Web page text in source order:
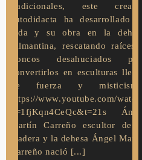
tradicionales, este creador
autodidacta ha desarrollado su
vida y su obra en la dehesa
salmantina, rescatando raíces y
troncos desahuciados para
convertirlos en esculturas llenas
de fuerza y misticismo.
https://www.youtube.com/watch?
v=1fjKqn4CeQc&t=21s Ángel
Martín Carreño escultor de la
madera y la dehesa Ángel Martín
Carreño nació [...]